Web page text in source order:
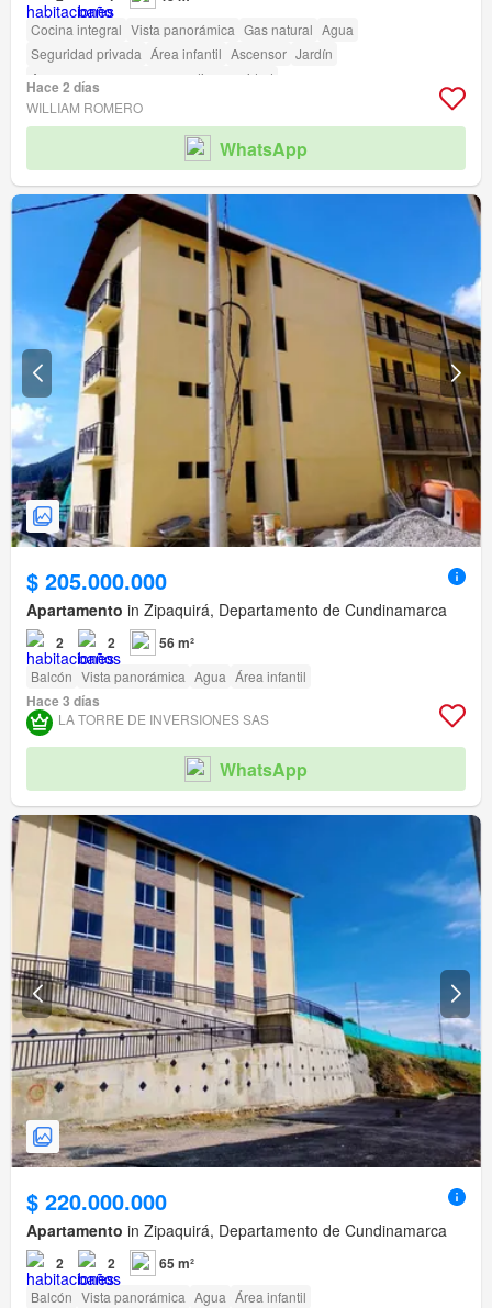
Cocina integral Vista panorámica Gas natural Agua
Seguridad privada Área infantil Ascensor Jardín
Acceso para personas con discapacidad
Hace 2 días
WILLIAM ROMERO
WhatsApp
$ 205.000.000
Apartamento in Zipaquirá, Departamento de Cundinamarca
2 2 56 m²
Balcón Vista panorámica Agua Área infantil
Hace 3 días
LA TORRE DE INVERSIONES SAS
WhatsApp
$ 220.000.000
Apartamento in Zipaquirá, Departamento de Cundinamarca
2 2 65 m²
Balcón Vista panorámica Agua Área infantil